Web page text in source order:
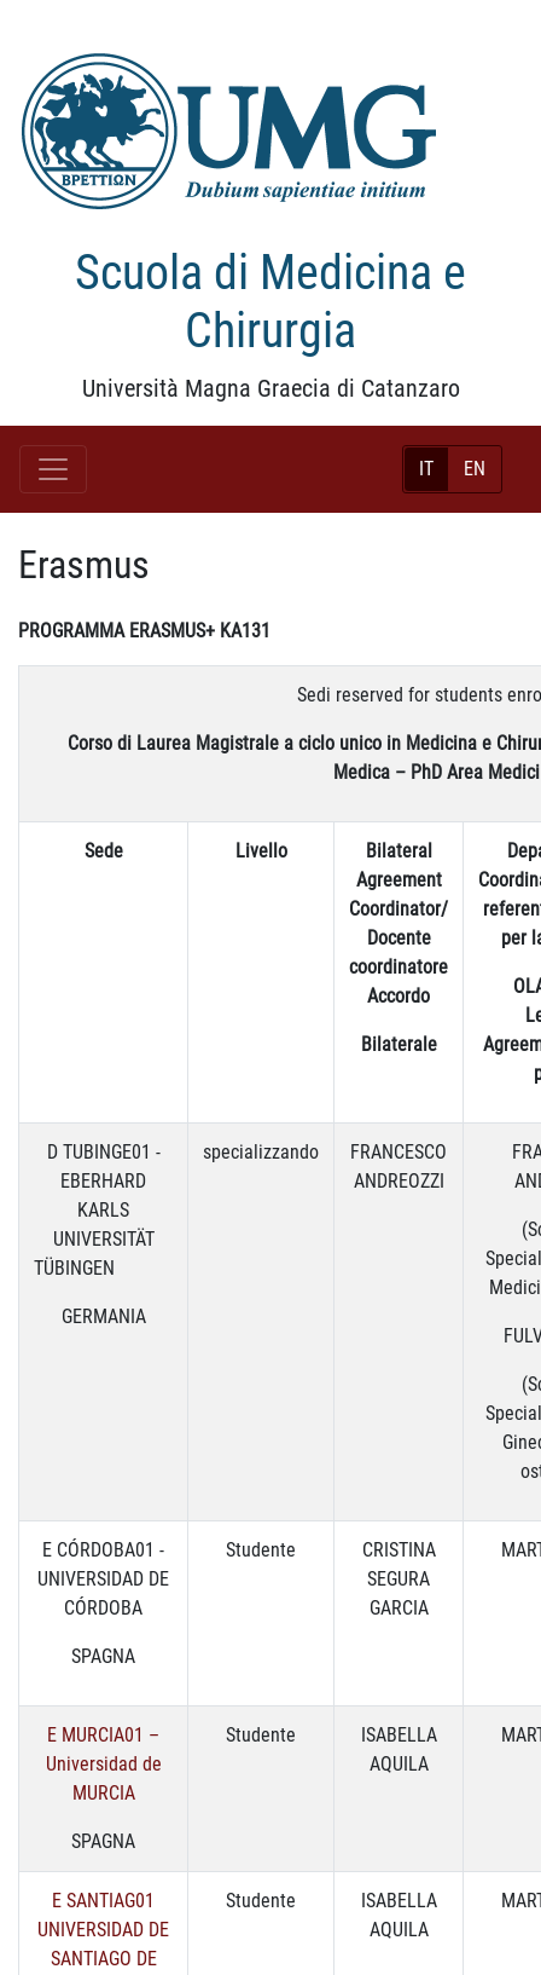
Scuola di Medicina e
Chirurgia
Università Magna Graecia di Catanzaro
IT EN
Erasmus
PROGRAMMA ERASMUS+ KA131
Sedi reserved for students
Corso di Laurea Magistrale a ciclo unico in Medicina e
Medica – PhD Area
Sede Livello
Bilateral
Agreement
Coordinator/
Docente
coordinatore
Accordo
Bilaterale
per
D TUBINGE01 -
EBERHARD
KARLS
UNIVERSITÄT
TÜBINGEN
GERMANIA
specializzando
FRANCESCO
ANDREOZZI
E CÓRDOBA01 -
UNIVERSIDAD DE
CÓRDOBA
SPAGNA
Studente
CRISTINA
SEGURA
GARCIA
E MURCIA01 –
Universidad de
MURCIA
SPAGNA
Studente
ISABELLA
AQUILA
E SANTIAG01
UNIVERSIDAD DE
SANTIAGO DE
Studente
ISABELLA
AQUILA